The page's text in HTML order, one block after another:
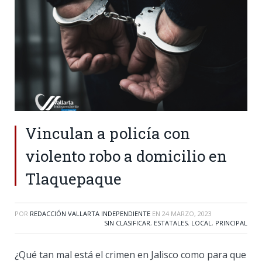
Vinculan a policía con
violento robo a domicilio en
Tlaquepaque
POR REDACCIÓN VALLARTA INDEPENDIENTE EN 24 MARZO, 2023
SIN CLASIFICAR, ESTATALES, LOCAL , PRINCIPAL
¿Qué tan mal está el crimen en Jalisco como para que